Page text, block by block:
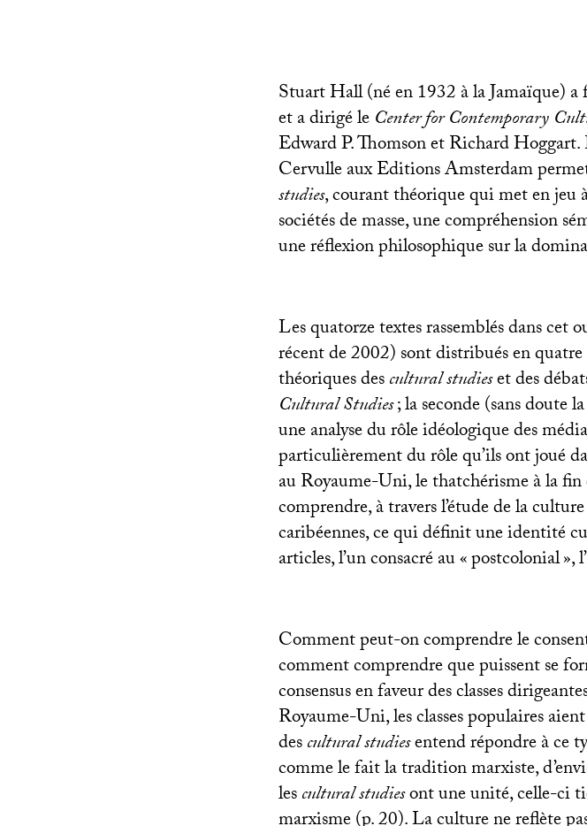
Stuart Hall (né en 1932 à la Jamaïque)
et a dirigé leCenter for Contemporary
Edward P. Thomson et Richard
Cervulle aux Editions Amsterdam
studies, courant théorique qui met en jeu
sociétés de masse, une compréhension
une réflexion philosophique sur la
Les quatorze textes rassemblés dans cet
récent de 2002) sont distribués en
théoriques descultural studieset des
Cultural Studies; la seconde (sans doute
une analyse du rôle idéologique des
particulièrement du rôle qu’ils ont joué
au Royaume-Uni, le thatchérisme à la fin
comprendre, à travers l’étude de la
caribéennes, ce qui définit une identité
articles, l’un consacré au «postcolonial»,
Comment peut-on comprendre le
comment comprendre que puissent se
consensus en faveur des classes
Royaume-Uni, les classes populaires
descultural studiesentend répondre à ce
comme le fait la tradition marxiste,
lescultural studiesont une unité, celle-ci